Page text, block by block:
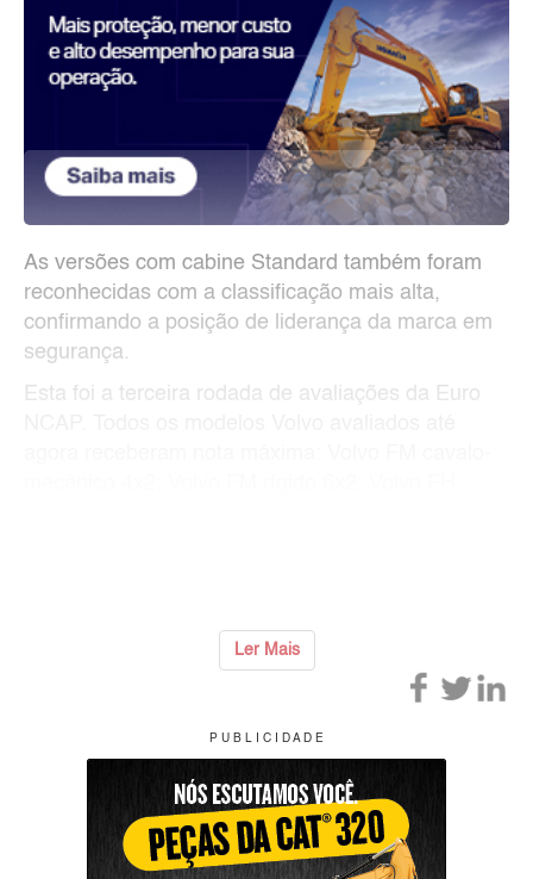
As versões com cabine Standard também foram
reconhecidas com a classificação mais alta,
confirmando a posição de liderança da marca em
segurança.
Esta foi a terceira rodada de avaliações da Euro
Ler Mais
P U B L I C I D A D E